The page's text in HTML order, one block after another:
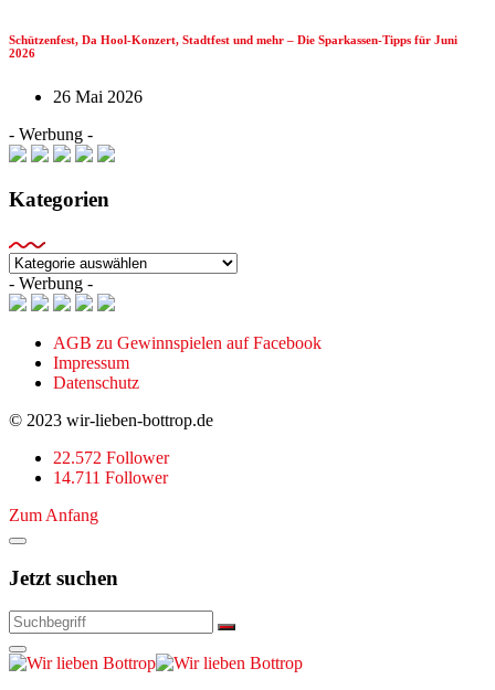
Schützenfest, Da Hool-Konzert, Stadtfest und mehr – Die Sparkassen-Tipps für Juni
2026
26 Mai 2026
- Werbung -
Kategorien
Kategorien
- Werbung -
AGB zu Gewinnspielen auf Facebook
Impressum
Datenschutz
© 2023 wir-lieben-bottrop.de
22.572 Follower
14.711 Follower
Zum Anfang
Jetzt suchen